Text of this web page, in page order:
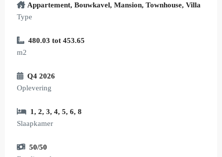
Appartement, Bouwkavel, Mansion, Townhouse, Villa
Type
480.03 tot 453.65
m2
Q4 2026
Oplevering
1, 2, 3, 4, 5, 6, 8
Slaapkamer
50/50